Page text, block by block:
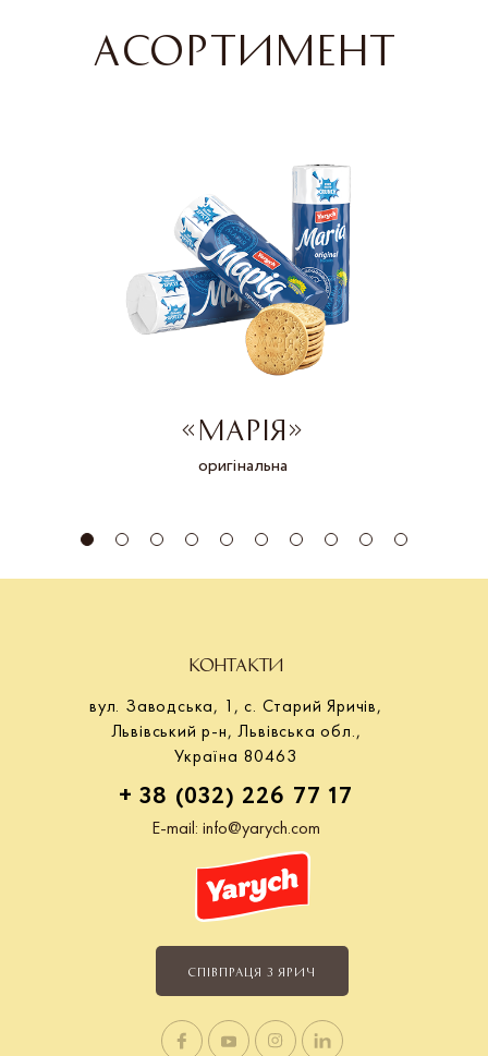
АСОРТИМЕНТ
«МАРІЯ»
оригінальна
КОНТАКТИ
вул. Заводська, 1, с. Старий Яричів,
Львівський р-н, Львівська обл.,
Україна 80463
+ 38 (032) 226 77 17
E-mail: info@yarych.com
СПІВПРАЦЯ З ЯРИЧ